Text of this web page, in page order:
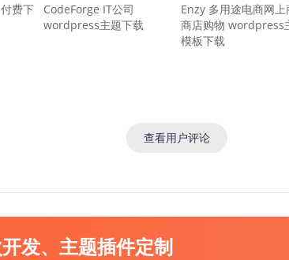
费下
CodeForge IT公司
wordpress主题下载
Enzy 多用途电商网上
商店购物 wordpress
模板下载
查看用户评论
发、主题插件定制